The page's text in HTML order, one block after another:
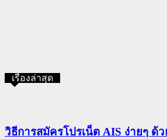
เรื่องล่าสุด
วิธีการสมัครโปรเน็ต AIS ง่ายๆ ด้ว